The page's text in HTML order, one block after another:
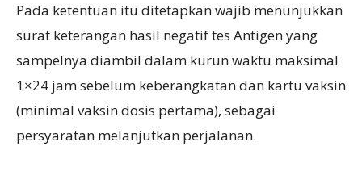
Pada ketentuan itu ditetapkan wajib menunjukkan
surat keterangan hasil negatif tes Antigen yang
sampelnya diambil dalam kurun waktu maksimal
1×24 jam sebelum keberangkatan dan kartu vaksin
(minimal vaksin dosis pertama), sebagai
persyaratan melanjutkan perjalanan.